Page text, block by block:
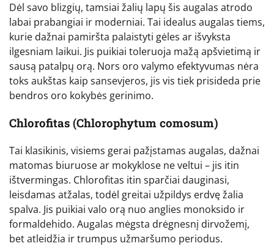
Dėl savo blizgių, tamsiai žalių lapų šis augalas atrodo
labai prabangiai ir moderniai. Tai idealus augalas tiems,
kurie dažnai pamiršta palaistyti gėles ar išvyksta
ilgesniam laikui. Jis puikiai toleruoja mažą apšvietimą ir
sausą patalpų orą. Nors oro valymo efektyvumas nėra
toks aukštas kaip sansevjeros, jis vis tiek prisideda prie
bendros oro kokybės gerinimo.
Chlorofitas (Chlorophytum comosum)
Tai klasikinis, visiems gerai pažįstamas augalas, dažnai
matomas biuruose ar mokyklose ne veltui – jis itin
ištvermingas. Chlorofitas itin sparčiai dauginasi,
leisdamas atžalas, todėl greitai užpildys erdvę žalia
spalva. Jis puikiai valo orą nuo anglies monoksido ir
formaldehido. Augalas mėgsta drėgnesnį dirvožemį,
bet atleidžia ir trumpus užmaršumo periodus.